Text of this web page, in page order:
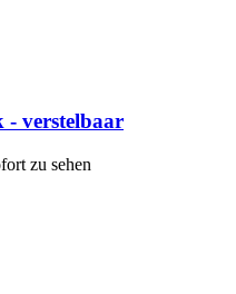
- verstelbaar
zu sehen